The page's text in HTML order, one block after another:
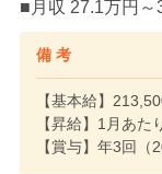
■月収 27.1万円
備 考
【基本給】
【昇給】1月あた
【賞与】年3回（